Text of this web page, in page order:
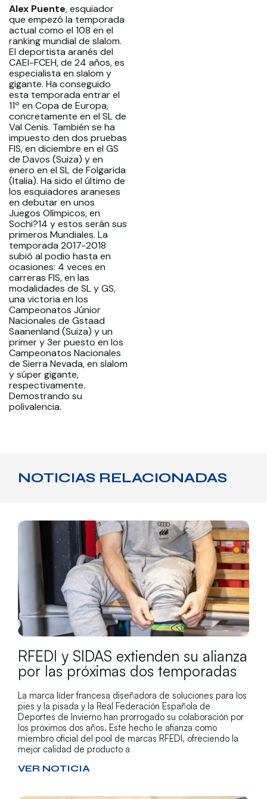
Alex Puente, esquiador
que empezó la temporada
actual como el 108 en el
ranking mundial de slalom.
El deportista aranés del
CAEI-FCEH, de 24 años, es
especialista en slalom y
gigante. Ha conseguido
esta temporada entrar el
11º en Copa de Europa,
concretamente en el SL de
Val Cenis. También se ha
impuesto den dos pruebas
FIS, en diciembre en el GS
de Davos (Suiza) y en
enero en el SL de Folgarida
(Italia). Ha sido el último de
los esquiadores araneses
en debutar en unos
Juegos Olímpicos, en
Sochi?14 y estos serán sus
primeros Mundiales. La
temporada 2017-2018
subió al podio hasta en
ocasiones: 4 veces en
carreras FIS, en las
modalidades de SL y GS,
una victoria en los
Campeonatos Júnior
Nacionales de Gstaad
Saanenland (Suiza) y un
primer y 3er puesto en los
Campeonatos Nacionales
de Sierra Nevada, en slalom
y súper gigante,
respectivamente.
Demostrando su
polivalencia.
NOTICIAS RELACIONADAS
RFEDI y SIDAS extienden su alianza
por las próximas dos temporadas
La marca líder francesa diseñadora de soluciones para los
pies y la pisada y la Real Federación Española de
Deportes de Invierno han prorrogado su colaboración por
los próximos dos años. Este hecho le afianza como
miembro oficial del pool de marcas RFEDI, ofreciendo la
mejor calidad de producto a
VER NOTICIA